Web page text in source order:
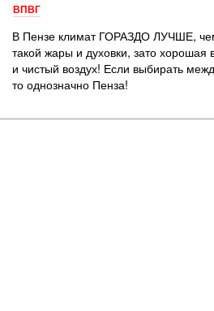
ВПВГ
В Пензе климат ГОРАЗДО ЛУЧШЕ,
такой жары и духовки, зато хорошая
и чистый воздух! Если выбирать
то однозначно Пенза!